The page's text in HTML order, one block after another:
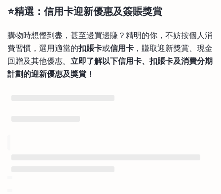
⭐精選：信用卡迎新優惠及簽賬獎賞
購物時想慳到盡，甚至邊買邊賺？精明的你，不妨按個人消
費習慣，選用適當的扣賬卡或信用卡 ，賺取迎新獎賞、現金
回贈及其他優惠。 立即了解以下信用卡、扣賬卡及消費分期
計劃的迎新優惠及獎賞！